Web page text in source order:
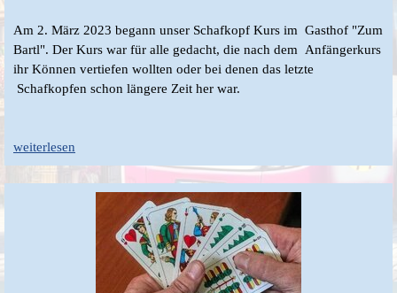
Am 2. März 2023 begann unser Schafkopf Kurs im Gasthof "Zum
Bartl". Der Kurs war für alle gedacht, die nach dem Anfängerkurs
ihr Können vertiefen wollten oder bei denen das letzte
Schafkopfen schon längere Zeit her war.
weiterlesen